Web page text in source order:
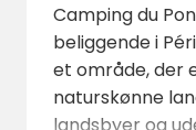
Camping du
beliggende i
et område, der
naturskønne
landsbyer og